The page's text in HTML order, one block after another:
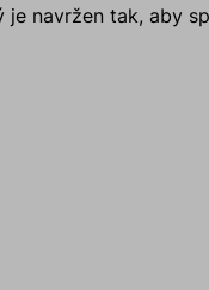
navržen tak, aby